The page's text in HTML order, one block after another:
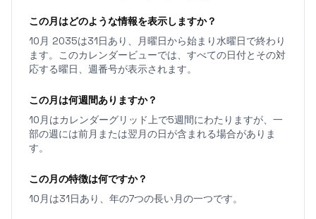
この月はどのような情報を表示しますか？
10月 2035は31日あり、月曜日から始まり水曜日で終わり
ます。このカレンダービューでは、すべての日付とその対
応する曜日、週番号が表示されます。
この月は何週間ありますか？
10月はカレンダーグリッド上で5週間にわたりますが、一
部の週には前月または翌月の日が含まれる場合がありま
す。
この月の特徴は何ですか？
10月は31日あり、年の7つの長い月の一つです。